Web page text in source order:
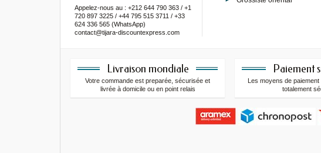
Appelez-nous au : +212 644 790 363 / +1
720 897 3225 / +44 795 515 3711 / +33
624 336 565 (WhatsApp)
contact@tijara-discountexpress.com
Livraison mondiale
Votre commande est preparée, sécurisée et
livrée à domicile ou en point relais
Paiement
Les moyens de
totalement